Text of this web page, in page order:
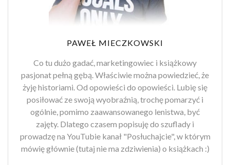
PAWEŁ MIECZKOWSKI
Co tu dużo gadać, marketingowiec i książkowy
pasjonat pełną gębą. Właściwie można powiedzieć, że
żyję historiami. Od opowieści do opowieści. Lubię się
posiłować ze swoją wyobraźnią, trochę pomarzyć i
ogólnie, pomimo zaawansowanego lenistwa, być
zajęty. Dlatego czasem popisuję do szuflady i
prowadzę na YouTubie kanał "Posłuchajcie", w którym
mówię głównie (tutaj nie ma zdziwienia) o książkach :)